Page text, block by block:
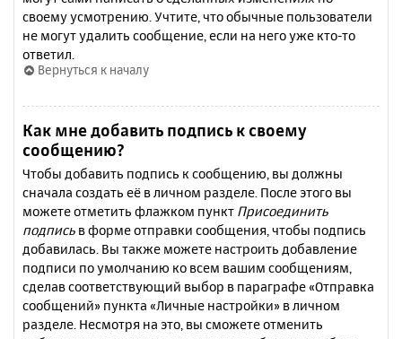
своему усмотрению. Учтите, что обычные пользователи
не могут удалить сообщение, если на него уже кто-то
ответил.
Вернуться к началу
Как мне добавить подпись к своему
сообщению?
Чтобы добавить подпись к сообщению, вы должны
сначала создать её в личном разделе. После этого вы
можете отметить флажком пункт Присоединить
подпись в форме отправки сообщения, чтобы подпись
добавилась. Вы также можете настроить добавление
подписи по умолчанию ко всем вашим сообщениям,
сделав соответствующий выбор в параграфе «Отправка
сообщений» пункта «Личные настройки» в личном
разделе. Несмотря на это, вы сможете отменить